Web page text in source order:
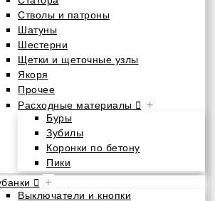
Стволы и патроны
Шатуны
Шестерни
Щетки и щеточные узлы
Якоря
Прочее
Расходные материалы
+
Буры
Зубилы
Коронки по бетону
Пики
+
Выключатели и кнопки